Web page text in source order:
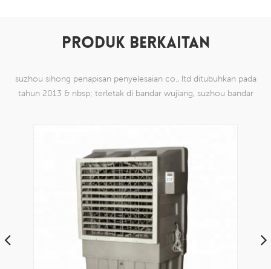
PRODUK BERKAITAN
suzhou sihong penapisan penyelesaian co., ltd ditubuhkan pada
tahun 2013 & nbsp; terletak di bandar wujiang, suzhou bandar